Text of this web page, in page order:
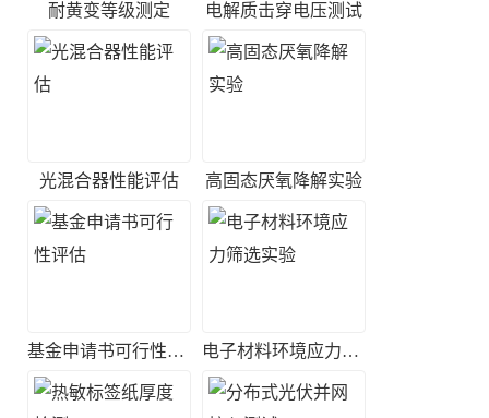
耐黄变等级测定 电解质击穿电压测试
光混合器性能评估 高固态厌氧降解实验
基金申请书可行性评估 电子材料环境应力筛选实验